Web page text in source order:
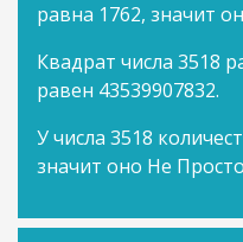
равна 1762, значит
Квадрат числа 3518
равен 43539907832.
У числа 3518
значит оно Не